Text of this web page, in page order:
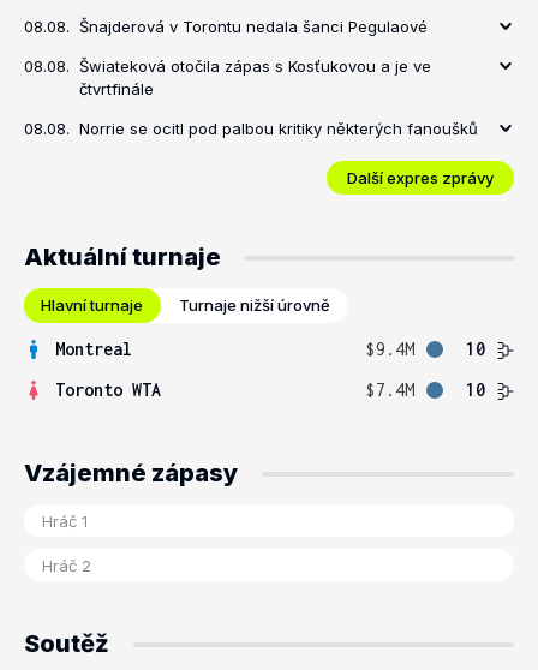
08.08. Šnajderová v Torontu nedala šanci Pegulaové
08.08. Šwiateková otočila zápas s Kosťukovou a je ve
čtvrtfinále
08.08. Norrie se ocitl pod palbou kritiky některých fanoušků
Další expres zprávy
Aktuální turnaje
Hlavní turnaje Turnaje nižší úrovně
Montreal $9.4M
10
Toronto WTA
$7.4M 10
Vzájemné zápasy
Soutěž